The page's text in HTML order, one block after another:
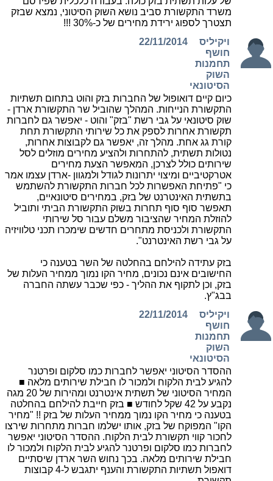
משרד התקשורת סביב נושא השוק הסיטוני, נמצא שבזק
תצטרך לספוג ירידת מחירים של כ-30% !!!
ויקיליס
חושף
תחמנות
השוק
הסיטונאי
22/11/2014
כיום קיים דואופול של החברות בזק והוט בתחום תשתיות
התקשורת הנייחות. המהלך שהוביל שר התקשורת ארדן -
שוק סיטונאי על גבי רשת "בזק" והוט - יאפשר גם לחברות
תקשורת אחרות לספק את כל שירותי התקשורת תחת
קורת גג אחת. מהלך זה, יאפשר גם לקבוצות אחרות,
נטולות תשתית, להתחרות ולהציע מחירים מוזלים לסל
שירותים כולל לצרכן, המאפשר הצעת מחירים
אטרקטיביים ומיצוי יתרונות לגודל ולמגוון -ארדן עצמו אמר
כי "פתיחת האפשרות לכל חברות התקשורת להשתמש
בתשתית האינטרנט של בזק, במחירים סיטונאיים,
תאפשר סוף סוף תחרות בשוק התקשורת הביתי ותוביל
להוזלת המחיר שהציבור משלם עבור סל שירותי
התקשורת ולכניסת מתחרים חדשים שימכרו תכני טלוויזיה
על גבי רשת האינטרנט".
בזק עתידה להילחם בהחלטה של השר בטענה כי
החישובים אינם נכונים, מחיר הקו נמוך ממחיר העלות של
בזק, וכן לתקוף את ההליך - כפי שכבר עשתה החברה
בבג"ץ.
ויקיליס
חושף
תחמנות
השוק
הסיטונאי
22/11/2014
ההסדר הסיטוני יאפשר לחברות כמו סלקום ופרטנר
להגיע לבית הלקוח ולמכור לו חבילת שירותים מלאה ■
המחיר הסיטוני של תשתית אינטרנט ומהירות של 20 מגה
נקבע על 42 שקל לחודש ■ בזק חייבת להילחם בהחלטה
בטענה כי מחיר הקו נמוך ממחיר העלות של בזק !! "מחיר
הקו" המפוקח של בזק, אותו ישלמו חברות מתחרות שירצו
לחכור קווי תקשורת לבית הלקוח. ההסדר הסיטוני יאפשר
לחברות כמו סלקום ופרטנר להגיע לבית הלקוח ולמכור לו
חבילת שירותים מלאה. בכך נחוש השר ארדן שיסתיים
דואפול תשתיות התקשורת והענף יתגבש ל-4 קבוצות